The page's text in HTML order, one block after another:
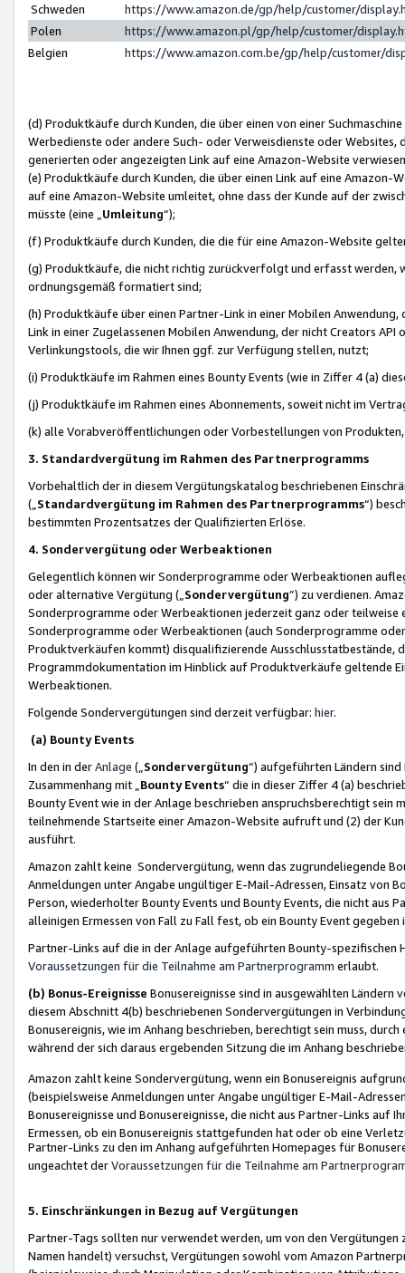
Schweden
https://www.amazon.de/gp/help/customer/
Polen
https://www.amazon.pl/gp/help/customer/
Belgien
https://www.amazon.com.be/gp/help/customer/
(d) Produktkäufe durch Kunden, die über einen von einer
Werbedienste oder andere Such- oder Verweisdienste oder Websites,
generierten oder angezeigten Link auf eine Amazon-Website
(e) Produktkäufe durch Kunden, die über einen Link auf eine
auf eine Amazon-Website umleitet, ohne dass der Kunde auf der
müsste (eine „ Umleitung“);
(f) Produktkäufe durch Kunden, die die für eine Amazon-Website
(g) Produktkäufe, die nicht richtig zurückverfolgt und erfasst werden,
ordnungsgemäß formatiert sind;
(h) Produktkäufe über einen Partner-Link in einer Mobilen
Link in einer Zugelassenen Mobilen Anwendung, der nicht Creators
Verlinkungstools, die wir Ihnen ggf. zur Verfügung stellen, nutzt;
(i) Produktkäufe im Rahmen eines Bounty Events (wie in Ziffer 4 (a)
(j) Produktkäufe im Rahmen eines Abonnements, soweit nicht im
(k) alle Vorabveröffentlichungen oder Vorbestellungen von
3. Standardvergütung im Rahmen des Partnerprogramms
Vorbehaltlich der in diesem Vergütungskatalog beschriebenen
(„ Standardvergütung im Rahmen des Partnerprogramms“)
bestimmten Prozentsatzes der Qualifizierten Erlöse.
4. Sondervergütung oder Werbeaktionen
Gelegentlich können wir Sonderprogramme oder Werbeaktionen
oder alternative Vergütung („ Sondervergütung”) zu verdienen.
Sonderprogramme oder Werbeaktionen jederzeit ganz oder
Sonderprogramme oder Werbeaktionen (auch Sonderprogramme
Produktverkäufen kommt) disqualifizierende Ausschlusstatbestände,
Programmdokumentation im Hinblick auf Produktverkäufe geltende
Werbeaktionen.
Folgende Sondervergütungen sind derzeit verfügbar: hier.
(a) Bounty Events
In den in derAnlage („ Sondervergütung“) aufgeführten Ländern
Zusammenhang mit „ Bounty Events“ die in dieser Ziffer 4 (a)
Bounty Event wie in der Anlage beschrieben anspruchsberechtigt sein
teilnehmende Startseite einer Amazon-Website aufruft und (2) der
ausführt.
Amazon zahlt keine Sondervergütung, wenn das zugrundeliegende
Anmeldungen unter Angabe ungültiger E-Mail-Adressen, Einsatz von
Person, wiederholter Bounty Events und Bounty Events, die nicht
alleinigen Ermessen von Fall zu Fall fest, ob ein Bounty Event
Partner-Links auf die in der Anlage aufgeführten Bounty-spezifischen
Voraussetzungen für die Teilnahme am Partnerprogramm erlaubt.
(b) Bonus-Ereignisse Bonusereignisse sind in ausgewählten Ländern
diesem Abschnitt 4(b) beschriebenen Sondervergütungen in
Bonusereignis, wie im Anhang beschrieben, berechtigt sein muss,
während der sich daraus ergebenden Sitzung die im Anhang
Amazon zahlt keine Sondervergütung, wenn ein Bonusereignis
(beispielsweise Anmeldungen unter Angabe ungültiger E-Mail-
Bonusereignisse und Bonusereignisse, die nicht aus Partner-Links auf
Ermessen, ob ein Bonusereignis stattgefunden hat oder ob eine
Partner-Links zu den im Anhang aufgeführten Homepages für
ungeachtet derVoraussetzungen für die Teilnahme am
5. Einschränkungen in Bezug auf Vergütungen
Partner-Tags sollten nur verwendet werden, um von den
Namen handelt) versuchst, Vergütungen sowohl vom Amazon